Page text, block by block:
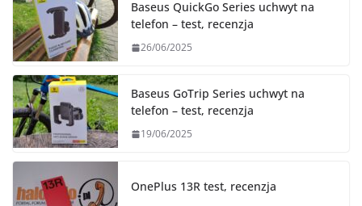
Baseus QuickGo Series uchwyt na
telefon – test, recenzja
26/06/2025
Baseus GoTrip Series uchwyt na
telefon – test, recenzja
19/06/2025
OnePlus 13R test, recenzja